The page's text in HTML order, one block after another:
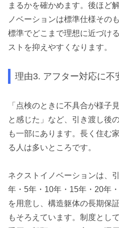
まるかを確かめます。後ほど
ノベーションは標準仕様その
標準でどこまで理想に近づけ
ストを抑えやすくなります。
理由3. アフター対応に不
「点検のときに不具合が様子
と感じた」など、引き渡し後
も一部にあります。長く住む
る人は多いところです。
ネクストイノベーションは、
年・5年・10年・15年・20年
を用意し、構造躯体の長期保
もそろえています。制度とし